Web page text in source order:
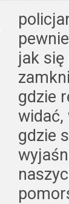
jak
gdzie
widać,
gdzie